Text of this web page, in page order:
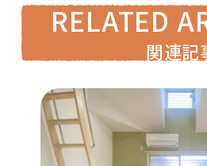
RELATED
関連記